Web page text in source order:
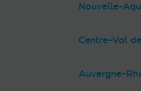
Nouvelle-
Centre-Val
Auvergne-